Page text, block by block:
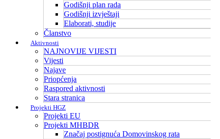
Godišnji plan rada
Godišnji izvještaji
Elaborati, studije
Članstvo
Aktivnosti
NAJNOVIJE VIJESTI
Vijesti
Najave
Priopćenja
Raspored aktivnosti
Stara stranica
Projekti HGZ
Projekti EU
Projekti MHBDR
Značaj postignuća Domovinskog rata